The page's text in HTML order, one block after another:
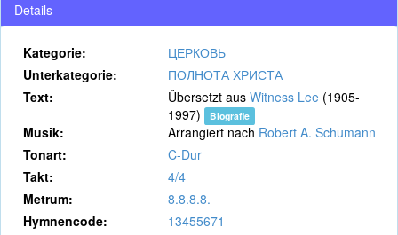
Details
Kategorie:
ЦЕРКОВЬ
Unterkategorie:
ПОЛНОТА ХРИСТА
Text:
Übersetzt aus Witness Lee (1905-
1997)
Biografie
Musik: Arrangiert nach Robert A. Schumann
Tonart:
C-Dur
Takt:
4/4
Metrum:
8.8.8.8.
Hymnencode:
13455671